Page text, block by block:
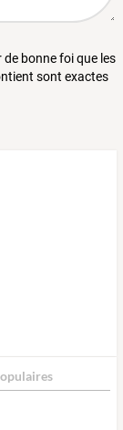
bonne foi que les
sont exactes